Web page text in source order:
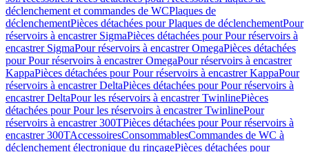
déclenchement et commandes de WCPlaques de
déclenchementPièces détachées pour Plaques de déclenchementPour
réservoirs à encastrer SigmaPièces détachées pour Pour réservoirs à
encastrer SigmaPour réservoirs à encastrer OmegaPièces détachées
pour Pour réservoirs à encastrer OmegaPour réservoirs à encastrer
KappaPièces détachées pour Pour réservoirs à encastrer KappaPour
réservoirs à encastrer DeltaPièces détachées pour Pour réservoirs à
encastrer DeltaPour les réservoirs à encastrer TwinlinePièces
détachées pour Pour les réservoirs à encastrer TwinlinePour
réservoirs à encastrer 300TPièces détachées pour Pour réservoirs à
encastrer 300TAccessoiresConsommablesCommandes de WC à
déclenchement électronique du rinçagePièces détachées pour